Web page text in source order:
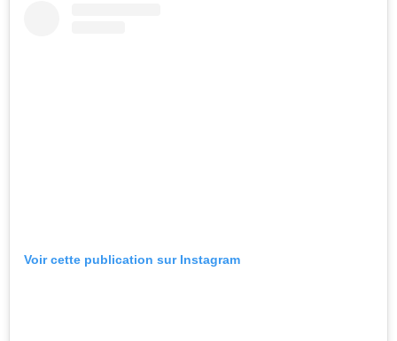
Voir cette publication sur Instagram